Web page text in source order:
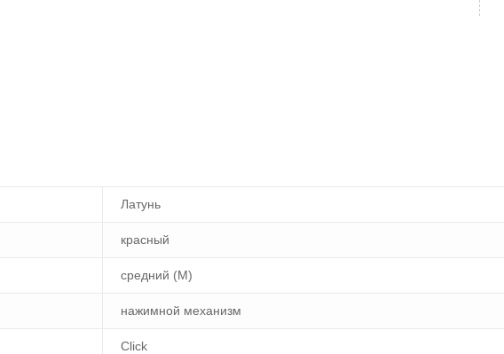
Латунь
красный
средний (M)
нажимной механизм
Click